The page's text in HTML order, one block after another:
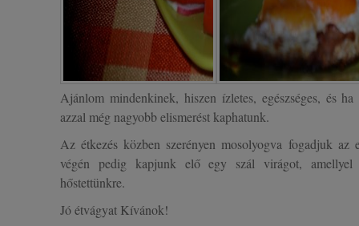
Ajánlom mindenkinek, hiszen ízletes, egészséges, és
azzal még nagyobb elismerést kaphatunk.
Az étkezés közben szerényen mosolyogva fogadjuk
végén pedig kapjunk elő egy szál virágot,
hőstettünkre.
Jó étvágyat Kívánok!